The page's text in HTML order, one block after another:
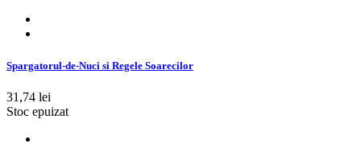
Spargatorul-de-Nuci si Regele Soarecilor
31,74 lei
Stoc epuizat